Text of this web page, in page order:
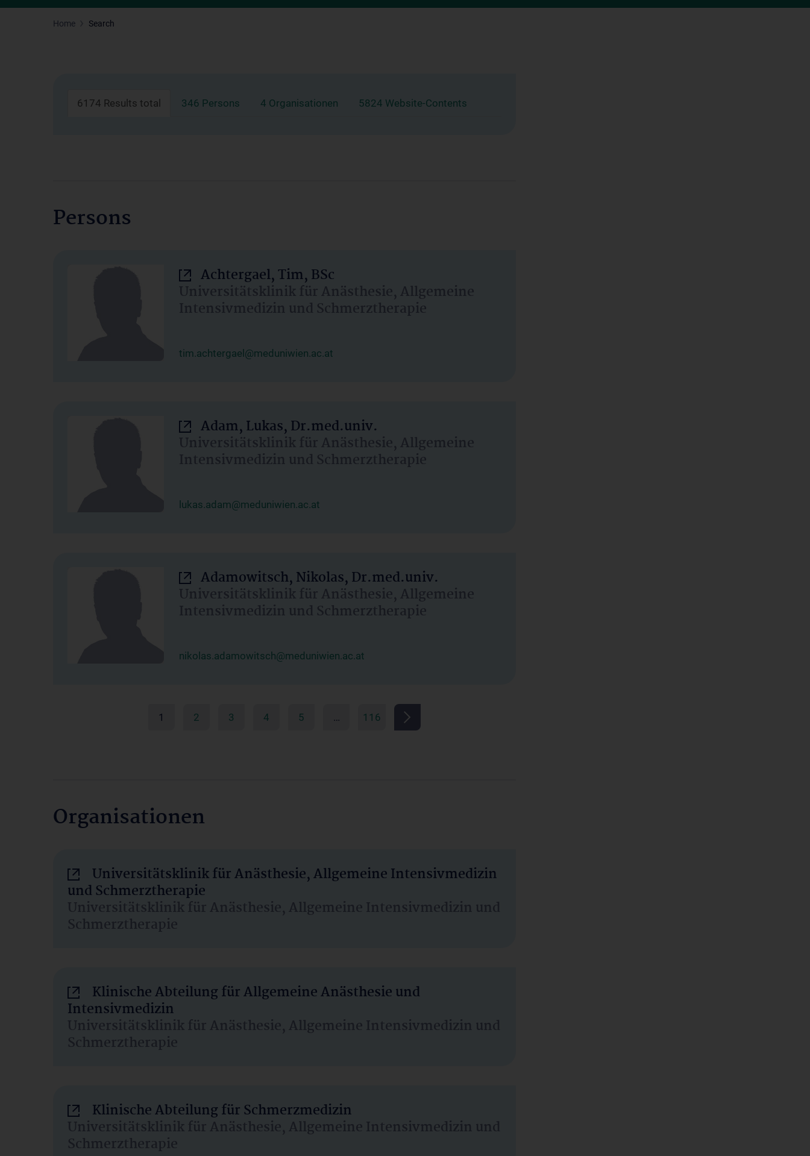
Home Search
6174 Results total 346 Persons 4 Organisationen 5824 Website-Contents
Persons
Achtergael, Tim, BSc
Universitätsklinik für Anästhesie, Allgemeine
Intensivmedizin und Schmerztherapie
tim.achtergael@meduniwien.ac.at
Adam, Lukas, Dr.med.univ.
Universitätsklinik für Anästhesie, Allgemeine
Intensivmedizin und Schmerztherapie
lukas.adam@meduniwien.ac.at
Adamowitsch, Nikolas, Dr.med.univ.
Universitätsklinik für Anästhesie, Allgemeine
Intensivmedizin und Schmerztherapie
nikolas.adamowitsch@meduniwien.ac.at
1 2 3 4 5 … 116
Organisationen
Universitätsklinik für Anästhesie, Allgemeine Intensivmedizin
und Schmerztherapie
Universitätsklinik für Anästhesie, Allgemeine Intensivmedizin und
Schmerztherapie
Klinische Abteilung für Allgemeine Anästhesie und
Intensivmedizin
Universitätsklinik für Anästhesie, Allgemeine Intensivmedizin und
Schmerztherapie
Klinische Abteilung für Schmerzmedizin
Universitätsklinik für Anästhesie, Allgemeine Intensivmedizin und
Schmerztherapie